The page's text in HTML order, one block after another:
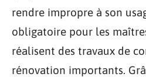
rendre impropre à son
obligatoire pour les
réalisent des travaux de
rénovation importants.